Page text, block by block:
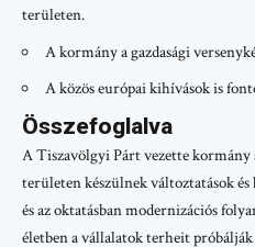
területen.
A kormány a gazdasági
A közös európai kihívások is
Összefoglalva
A Tiszavölgyi Párt vezette kormány
területen készülnek változtatások és
és az oktatásban modernizációs
életben a vállalatok terheit